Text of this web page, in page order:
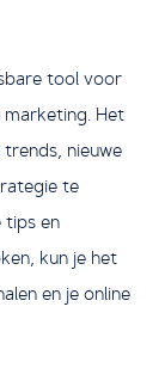
tool voor
marketing. Het
nieuwe
te
tips en
kun je het
en je online